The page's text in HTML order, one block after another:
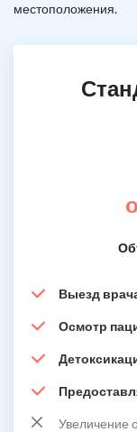
местоположения.
Выезд
Осмотр
Увеличение